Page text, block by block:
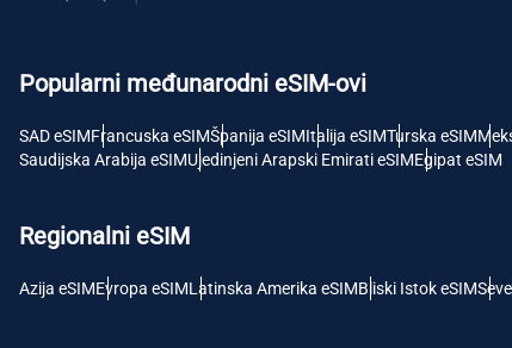
Popularni međunarodni eSIM-ovi
SAD eSIMFrancuska eSIMŠpanija eSIMItalija eSIMTurska eSIM
Saudijska Arabija eSIMUjedinjeni Arapski Emirati eSIMEgipat eSIM
Regionalni eSIM
Azija eSIMEvropa eSIMLatinska Amerika eSIMBliski Istok eSIM